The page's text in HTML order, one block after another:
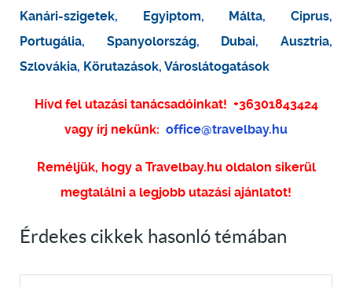
Kanári-szigetek, Egyiptom, Málta,Ciprus,
Portugália, Spanyolország, Dubai,Ausztria,
Szlovákia, Körutazások, Városlátogatások
Hívd fel utazási tanácsadóinkat! +36301843424
vagy írj nekünk: office@travelbay.hu
Reméljük, hogy a Travelbay.hu oldalon sikerül
megtalálni a legjobb utazási ajánlatot!
Érdekes cikkek hasonló témában